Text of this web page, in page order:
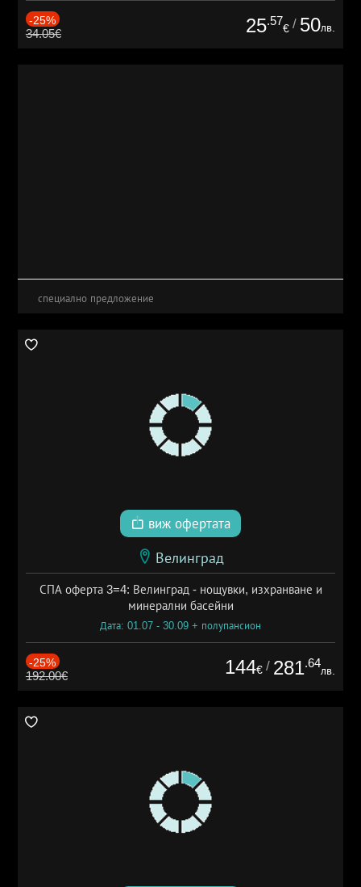
-25%
34.05€ 25.57
€ / 50лв.
специално предложение
виж офертата
Велинград
СПА оферта 3=4: Велинград - нощувки, изхранване и
минерални басейни
Дата: 01.07 - 30.09 + полупансион
-25%
192.00€ 144€ / 281.64
лв.